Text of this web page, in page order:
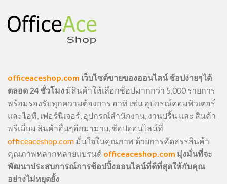
officeaceshop.com เว็บไซต์ขายของออนไลน์ ช้อปง่ายๆได้
ตลอด 24 ชั่วโมง มีสินค้าให้เลือกช้อปมากกว่า 5,000 รายการ
พร้อมรองรับทุกความต้องการ อาทิ เช่น อุปกรณ์คอมพิวเตอร์
และไอที, เฟอร์นิเจอร์, อุปกรณ์สำนักงาน, งานปริ้น และ สินค้า
พรีเมี่ยม สินค้าอื่นๆอีกมามาย, ช้อปออนไลน์ที่
officeaceshop.com มั่นใจในคุณภาพ ด้วยการคัดสรรสินค้า
คุณภาพหลากหลายแบรนด์ officeaceshop.com มุ่งมั่นที่จะ
พัฒนาประสบการณ์การช้อปปิ้งออนไลน์ที่ดีที่สุดให้กับคุณ
อย่างไม่หยุดยั้ง